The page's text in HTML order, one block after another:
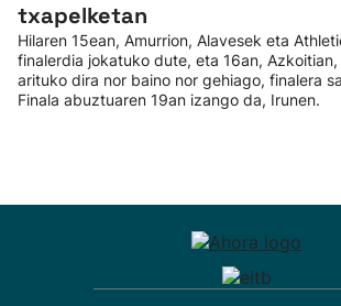
txapelketan
Hilaren 15ean, Amurrion, Alavesek eta
finalerdia jokatuko dute, eta 16an, Azkoitian,
arituko dira nor baino nor gehiago, finalera
Finala abuztuaren 19an izango da, Irunen.